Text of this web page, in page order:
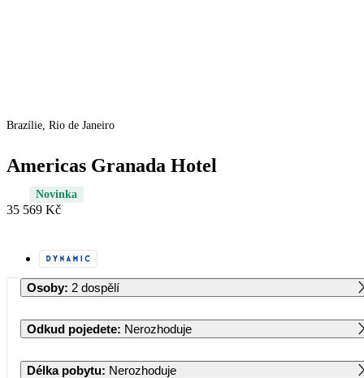
Brazílie, Rio de Janeiro
Americas Granada Hotel
Novinka
35 569 Kč
Osoby: 2 dospělí
Odkud pojedete: Nerozhoduje
Délka pobytu: Nerozhoduje